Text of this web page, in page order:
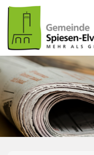
zum Inhalt